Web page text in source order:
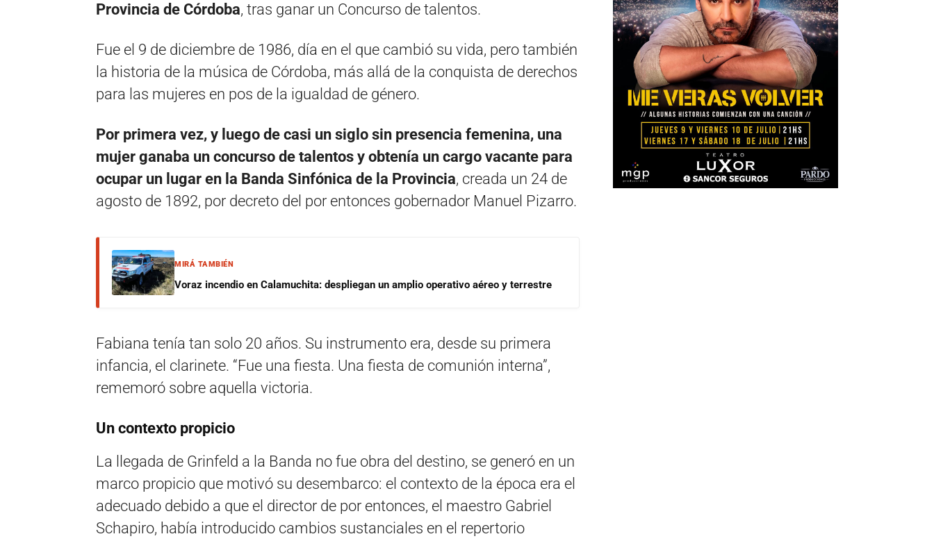
Provincia de Córdoba, tras ganar un Concurso de talentos.
Fue el 9 de diciembre de 1986, día en el que cambió su vida, pero también
la historia de la música de Córdoba, más allá de la conquista de derechos
para las mujeres en pos de la igualdad de género.
Por primera vez, y luego de casi un siglo sin presencia femenina, una
mujer ganaba un concurso de talentos y obtenía un cargo vacante para
ocupar un lugar en la Banda Sinfónica de la Provincia, creada un 24 de
agosto de 1892, por decreto del por entonces gobernador Manuel Pizarro.
MIRÁ TAMBIÉN
Voraz incendio en Calamuchita: despliegan un amplio operativo aéreo y terrestre
Fabiana tenía tan solo 20 años. Su instrumento era, desde su primera
infancia, el clarinete. “Fue una fiesta. Una fiesta de comunión interna”,
rememoró sobre aquella victoria.
Un contexto propicio
La llegada de Grinfeld a la Banda no fue obra del destino, se generó en un
marco propicio que motivó su desembarco: el contexto de la época era el
adecuado debido a que el director de por entonces, el maestro Gabriel
Schapiro, había introducido cambios sustanciales en el repertorio